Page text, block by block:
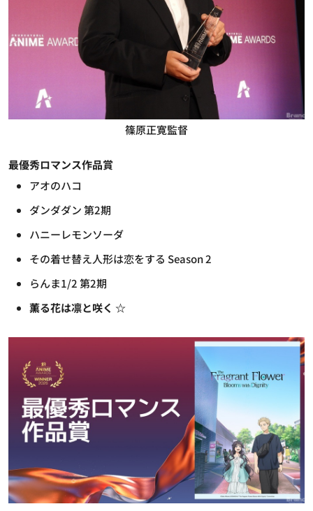
篠原正寛監督
最優秀ロマンス作品賞
アオのハコ
ダンダダン 第2期
ハニーレモンソーダ
その着せ替え人形は恋をする Season 2
らんま1/2 第2期
薫る花は凛と咲く ☆